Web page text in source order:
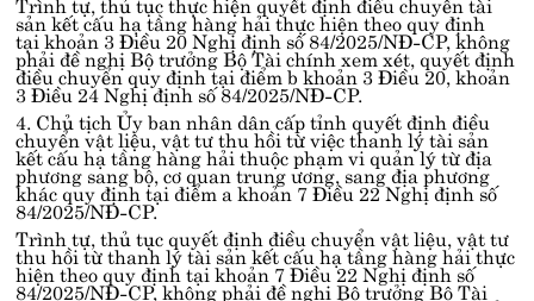
sản kết cấu hạ tầng hàng hải thực hiện theo quy định
tạikhoản 3 Điều 20 Nghị định số 84/2025/NĐ-CP, không
phải đề nghị Bộ trưởng Bộ Tài chính xem xét, quyết định
điều chuyển quy định tạiđiểm b khoản 3 Điều 20, khoản
3 Điều 24 Nghị định số 84/2025/NĐ-CP.
4. Chủ tịch Ủy ban nhân dân cấp tỉnh quyết định điều
chuyển vật liệu, vật tư thu hồi từ việc thanh lý tài sản
kết cấu hạ tầng hàng hải thuộc phạm vi quản lý từ địa
phương sang bộ, cơ quan trung ương, sang địa phương
khác quy định tạiđiểm a khoản 7 Điều 22 Nghị định số
84/2025/NĐ-CP.
Trình tự, thủ tục quyết định điều chuyển vật liệu, vật tư
thu hồi từ thanh lý tài sản kết cấu hạ tầng hàng hải thực
hiện theo quy định tạikhoản 7 Điều 22 Nghị định số
84/2025/NĐ-CP, không phải đề nghị Bộ trưởng Bộ Tài